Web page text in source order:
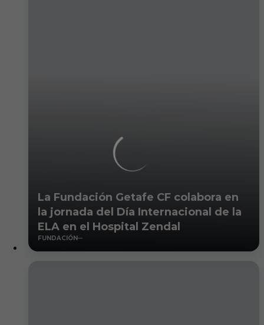
La Fundación Getafe CF colabora en
la jornada del Día Internacional de la
ELA en el Hospital Zendal
FUNDACIÓN